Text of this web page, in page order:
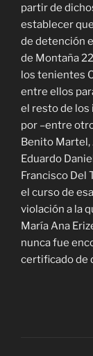
partir de
establecer
de detención
de Montaña
los tenientes
entre ellos
el resto de los
por –entre
Benito Martel,
Eduardo
Francisco Del
el curso de
violación a la
María Ana
nunca fue
certificado de